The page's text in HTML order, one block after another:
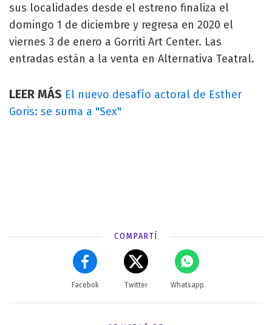
sus localidades desde el estreno finaliza el
domingo 1 de diciembre y regresa en 2020 el
viernes 3 de enero a Gorriti Art Center. Las
entradas están a la venta en Alternativa Teatral.
LEER MÁS El nuevo desafío actoral de Esther
Goris: se suma a "Sex"
COMPARTÍ
Facebok Twitter Whatsapp